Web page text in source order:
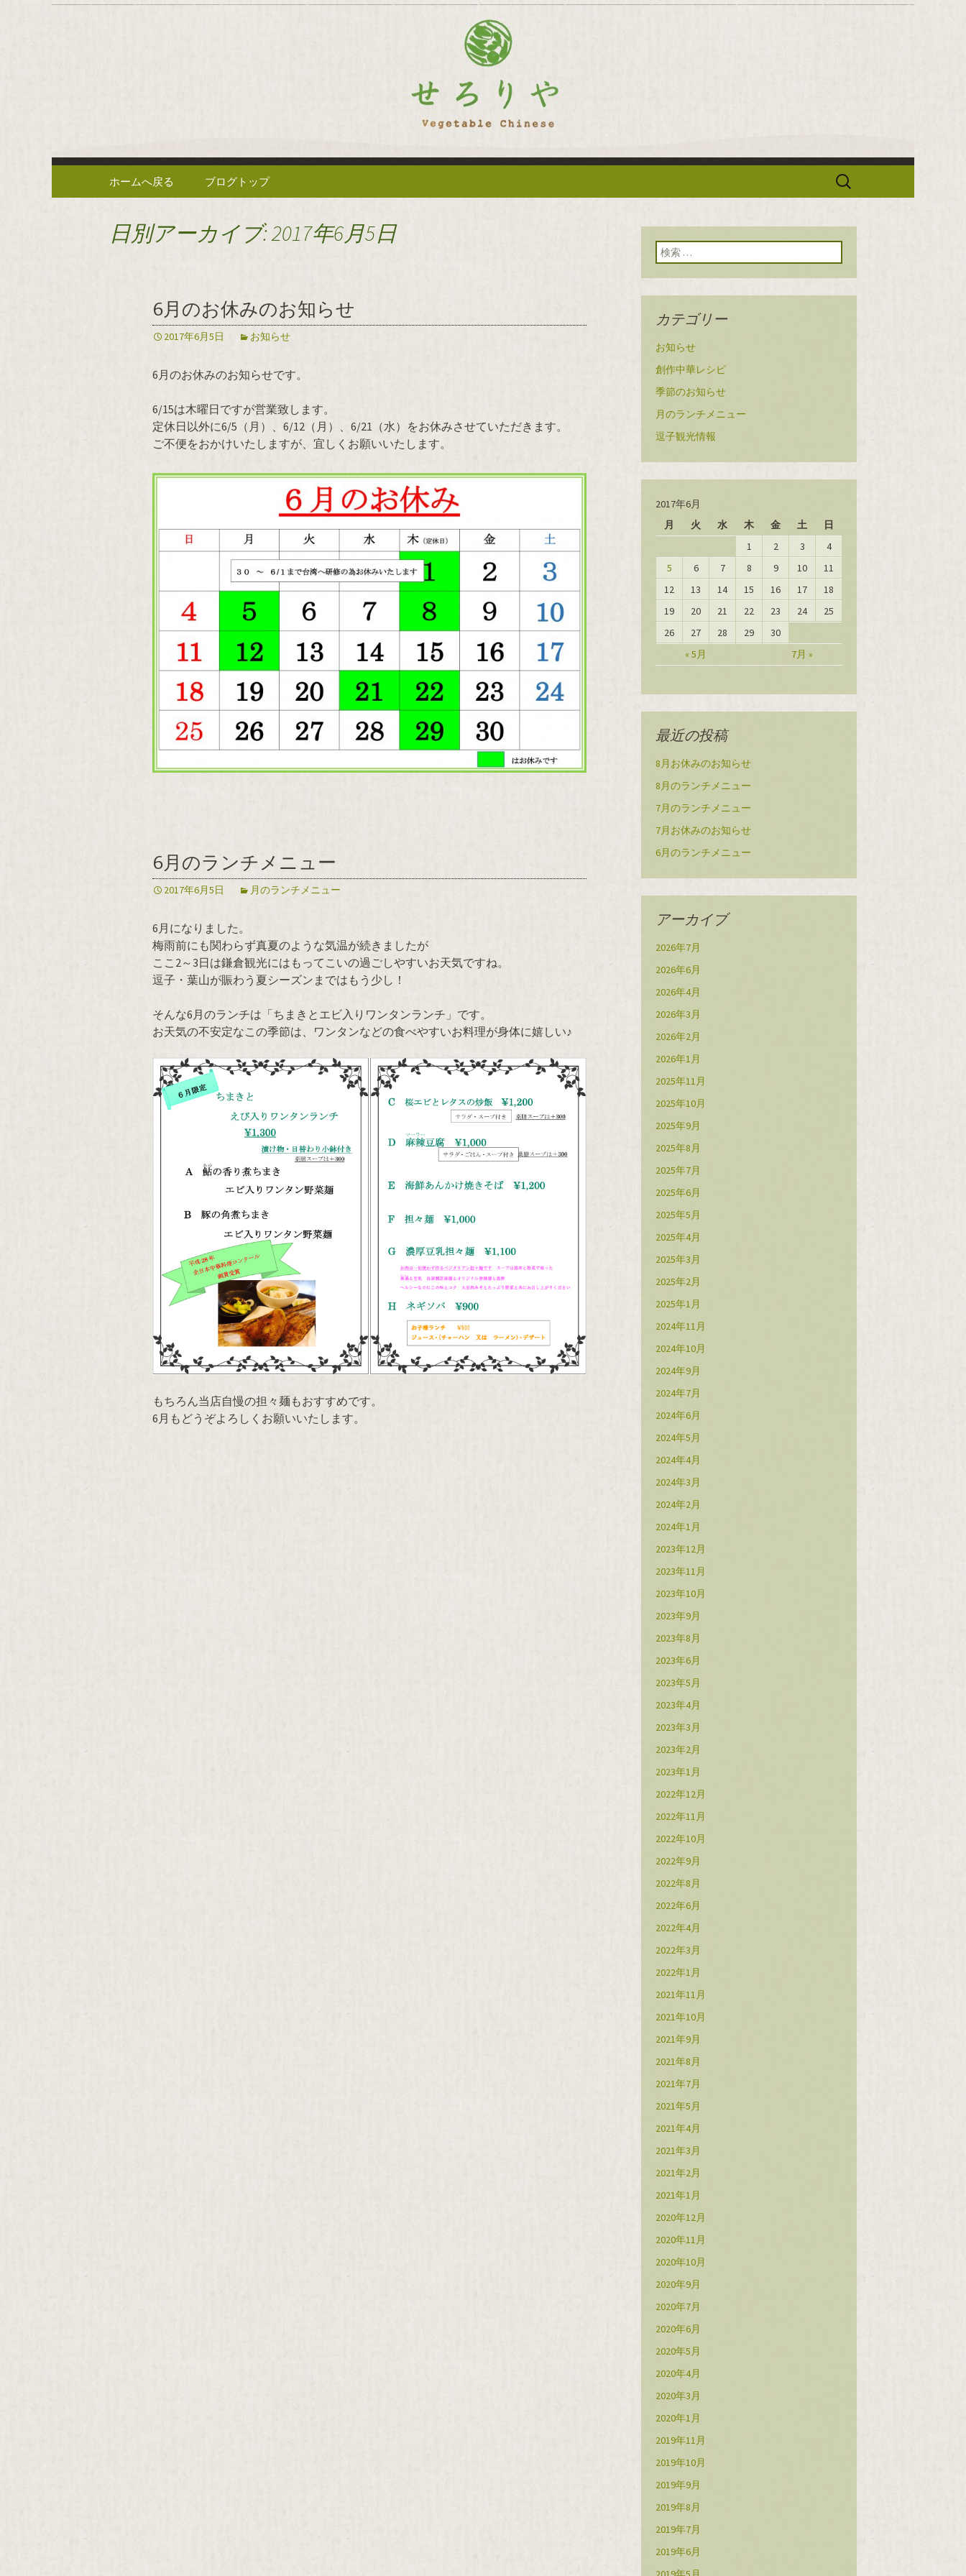
逗子の野菜を使った創作中華「せろり
逗子の野菜を使った創作中華「せろりや」のブログ
コンテンツへ移動
ホームへ戻る ブログトップ
検
日別アーカイブ: 2017年6月5日
6月のお休みのお知らせ
2017年6月5日 お知らせ
6月のお休みのお知らせです。
6/15は木曜日ですが営業致します。
定休日以外に6/5（月）、6/12（月）、6/21（水）をお休みさせていただきます。
ご不便をおかけいたしますが、宜しくお願いいたします。
6月のランチメニュー
2017年6月5日 月のランチメニュー
6月になりました。
梅雨前にも関わらず真夏のような気温が続きましたが
ここ2～3日は鎌倉観光にはもってこいの過ごしやすいお天気ですね。
逗子・葉山が賑わう夏シーズンまではもう少し！
そんな6月のランチは「ちまきとエビ入りワンタンランチ」です。
お天気の不安定なこの季節は、ワンタンなどの食べやすいお料理が身体に嬉しい♪
もちろん当店自慢の担々麺もおすすめです。
6月もどうぞよろしくお願いいたします。
検索:
カテゴリー
お知らせ
創作中華レシピ
季節のお知らせ
月のランチメニュー
逗子観光情報
2017年6月
月
火 水 木 金 土 日
« 5月 7月 »
1 2 3
4
5
6 7 8 9 10
11
12
13 14 15 16 17
18
19
20 21 22 23 24
25
26
27 28 29 30
最近の投稿
8月お休みのお知らせ
8月のランチメニュー
7月のランチメニュー
7月お休みのお知らせ
6月のランチメニュー
アーカイブ
2026年7月
2026年6月
2026年4月
2026年3月
2026年2月
2026年1月
2025年11月
2025年10月
2025年9月
2025年8月
2025年7月
2025年6月
2025年5月
2025年4月
2025年3月
2025年2月
2025年1月
2024年11月
2024年10月
2024年9月
2024年7月
2024年6月
2024年5月
2024年4月
2024年3月
2024年2月
2024年1月
2023年12月
2023年11月
2023年10月
2023年9月
2023年8月
2023年6月
2023年5月
2023年4月
2023年3月
2023年2月
2023年1月
2022年12月
2022年11月
2022年10月
2022年9月
2022年8月
2022年6月
2022年4月
2022年3月
2022年1月
2021年11月
2021年10月
2021年9月
2021年8月
2021年7月
2021年5月
2021年4月
2021年3月
2021年2月
2021年1月
2020年12月
2020年11月
2020年10月
2020年9月
2020年7月
2020年6月
2020年5月
2020年4月
2020年3月
2020年1月
2019年11月
2019年10月
2019年9月
2019年8月
2019年7月
2019年6月